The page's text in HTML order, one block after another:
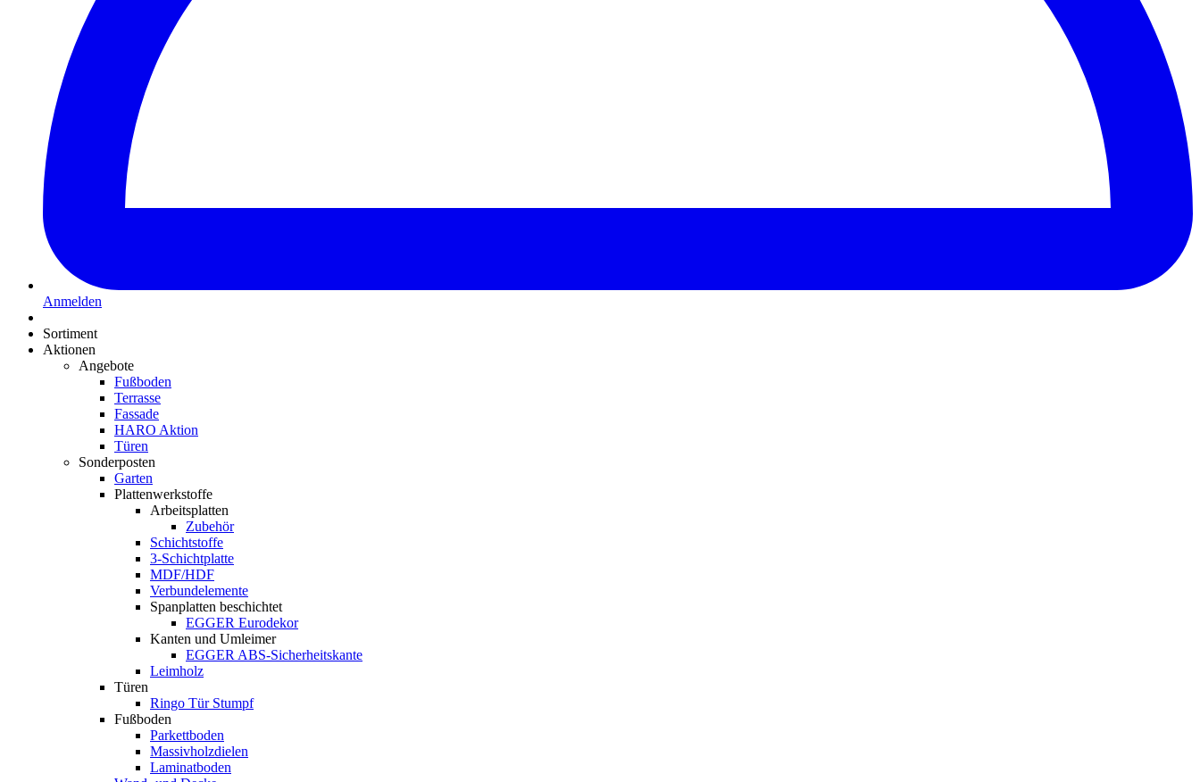
Anmelden
Sortiment
Aktionen
Angebote
Fußboden
Terrasse
Fassade
HARO Aktion
Türen
Sonderposten
Garten
Plattenwerkstoffe
Arbeitsplatten
Zubehör
Schichtstoffe
3-Schichtplatte
MDF/HDF
Verbundelemente
Spanplatten beschichtet
EGGER Eurodekor
Kanten und Umleimer
EGGER ABS-Sicherheitskante
Leimholz
Türen
Ringo Tür Stumpf
Fußboden
Parkettboden
Massivholzdielen
Laminatboden